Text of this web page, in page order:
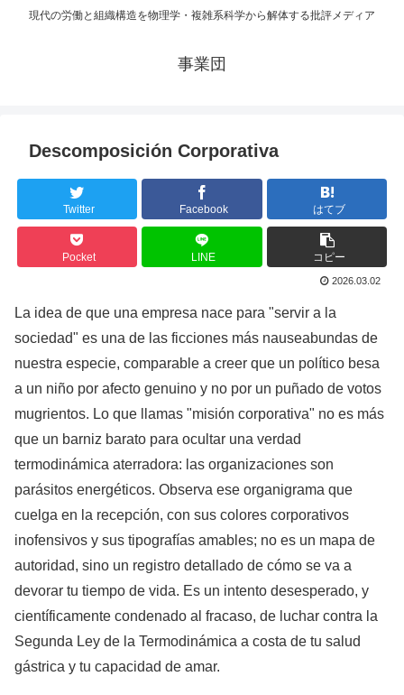
現代の労働と組織構造を物理学・複雑系科学から解体する批評メディア
事業団
Descomposición Corporativa
Twitter Facebook はてブ
Pocket LINE コピー
2026.03.02
La idea de que una empresa nace para "servir a la
sociedad" es una de las ficciones más nauseabundas de
nuestra especie, comparable a creer que un político besa
a un niño por afecto genuino y no por un puñado de votos
mugrientos. Lo que llamas "misión corporativa" no es más
que un barniz barato para ocultar una verdad
termodinámica aterradora: las organizaciones son
parásitos energéticos. Observa ese organigrama que
cuelga en la recepción, con sus colores corporativos
inofensivos y sus tipografías amables; no es un mapa de
autoridad, sino un registro detallado de cómo se va a
devorar tu tiempo de vida. Es un intento desesperado, y
científicamente condenado al fracaso, de luchar contra la
Segunda Ley de la Termodinámica a costa de tu salud
gástrica y tu capacidad de amar.